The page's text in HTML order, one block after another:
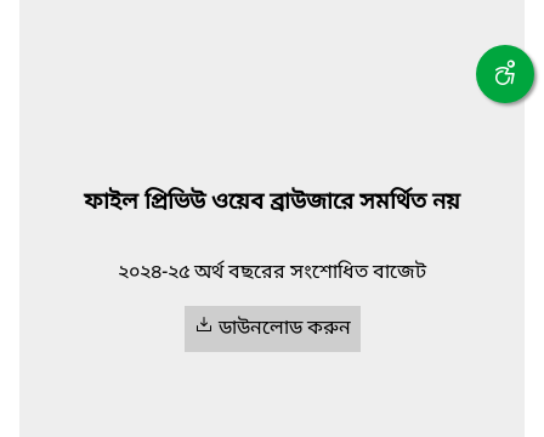
ফাইল প্রিভিউ ওয়েব ব্রাউজারে সমর্থিত নয়
২০২৪-২৫ অর্থ বছরের সংশোধিত বাজেট
ডাউনলোড করুন